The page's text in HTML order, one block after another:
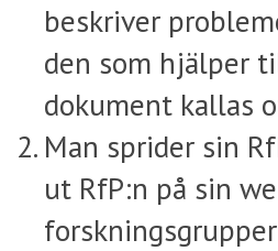
beskriver
den som hjälper
dokument kallas
Man sprider sin
ut RfP:n på sin